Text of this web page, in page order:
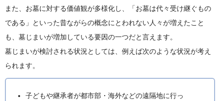
また、お墓に対する価値観が多様化し、「お墓は代々受け継ぐもの
である」といった昔ながらの概念にとわれない人々が増えたこと
も、墓じまいが増加している要因の一つだと言えます。
墓じまいが検討される状況としては、例えば次のような状況が考え
られます。
子どもや継承者が都市部・海外などの遠隔地に行っ